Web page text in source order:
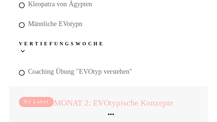
Kleopatra von Ägypten
Männliche EVotypn
VERTIEFUNGSWOCHE
Coaching Übung "EVOtyp verstehen"
No Label MONAT 2: EVOtypische Konzepte